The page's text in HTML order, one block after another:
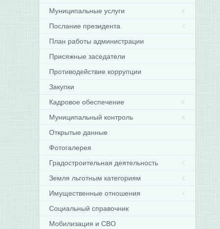
Муниципальные услуги
Послание президента
План работы администрации
Присяжные заседатели
Противодействие коррупции
Закупки
Кадровое обеспечение
Муниципальный контроль
Открытые данные
Фотогалерея
Градостроительная деятельность
Земля льготным категориям
Имущественные отношения
Социальный справочник
Мобилизация и СВО